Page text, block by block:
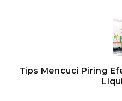
Tips Mencuci Piring